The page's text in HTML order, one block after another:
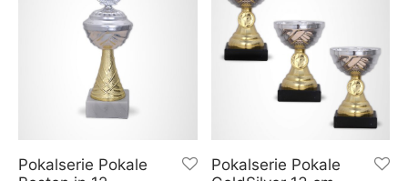
Pokalserie Pokale
Pokalserie Pokale